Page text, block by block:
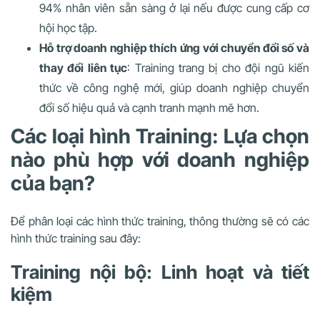
94% nhân viên sẵn sàng ở lại nếu được cung cấp cơ
hội học tập.
Hỗ trợ doanh nghiệp thích ứng với chuyển đổi số và
thay đổi liên tục: Training trang bị cho đội ngũ kiến
thức về công nghệ mới, giúp doanh nghiệp chuyển
đổi số hiệu quả và cạnh tranh mạnh mẽ hơn.
Các loại hình Training: Lựa chọn
nào phù hợp với doanh nghiệp
của bạn?
Để phân loại các hình thức training, thông thường sẽ có các
hình thức training sau đây:
Training nội bộ: Linh hoạt và tiết
kiệm